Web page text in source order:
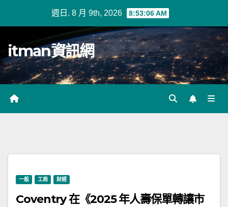
週日. 8 月 9th, 2026 8:53:06 AM
itman資訊網
一般 工商 財經
Coventry 在《2025 年人壽保單轉讓市